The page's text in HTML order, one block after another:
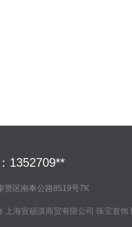
1352709**
贤区南奉公路8519号7K
上海宣硕淇商贸有限公司 珠宝首饰